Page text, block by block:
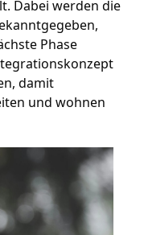
Dabei werden die
Phase
damit
und wohnen